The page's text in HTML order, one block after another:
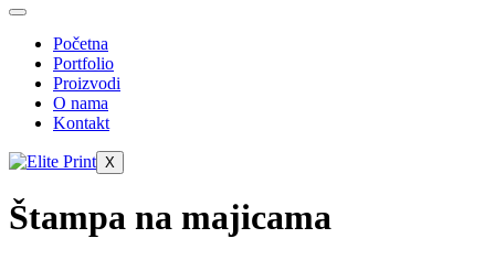
Početna
Portfolio
Proizvodi
O nama
Kontakt
X
Štampa na majicama